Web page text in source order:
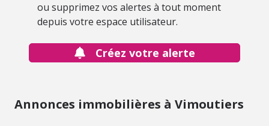
ou supprimez vos alertes à tout moment
depuis votre espace utilisateur.
Créez votre alerte
Annonces immobilières à Vimoutiers